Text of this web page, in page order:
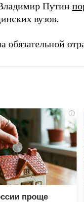
Путин
вузов.
обязательной
i
проще